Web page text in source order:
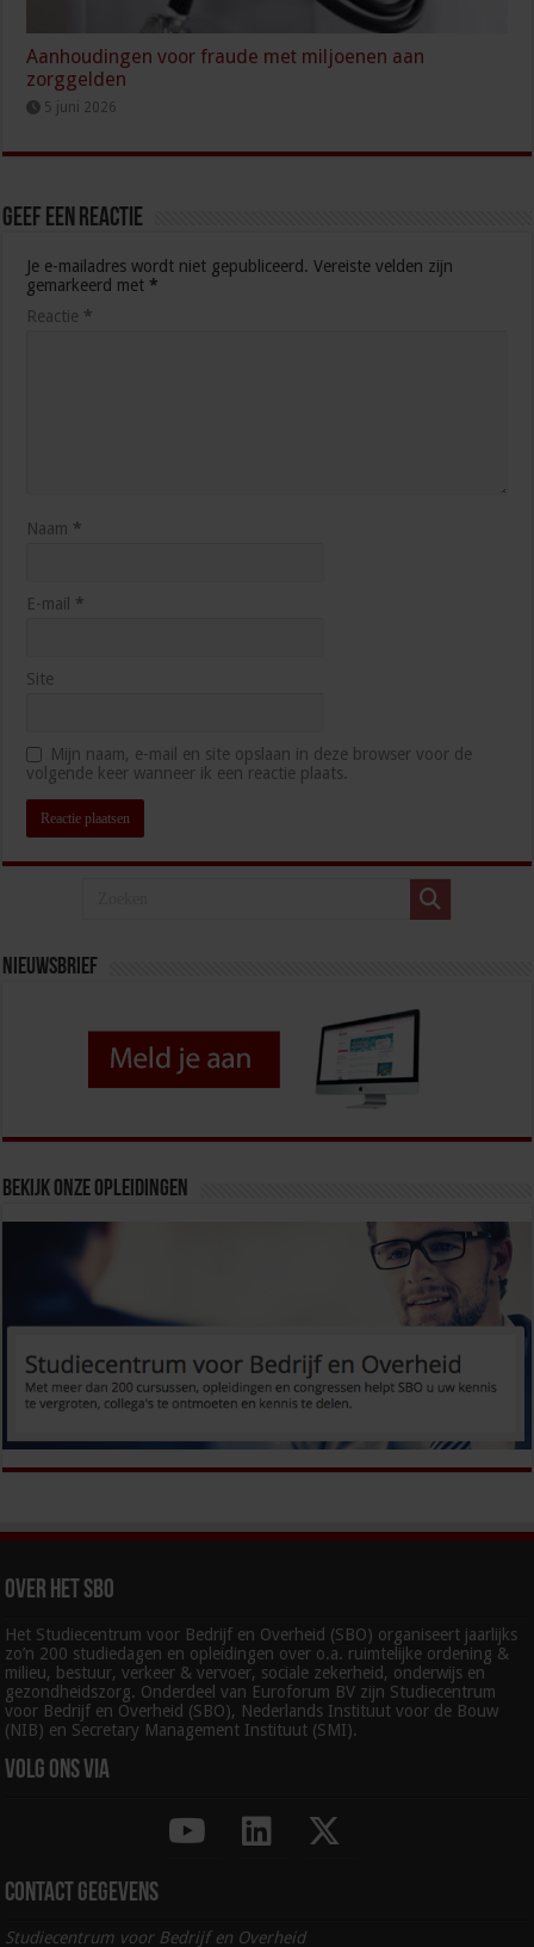
Aanhoudingen voor fraude met miljoenen aan
zorggelden
5 juni 2026
Geef een reactie
Je e-mailadres wordt niet gepubliceerd. Vereiste velden zijn
gemarkeerd met *
Reactie *
Naam *
E-mail *
Site
Mijn naam, e-mail en site opslaan in deze browser voor de
volgende keer wanneer ik een reactie plaats.
Nieuwsbrief
Bekijk onze opleidingen
Over het SBO
Het Studiecentrum voor Bedrijf en Overheid (SBO) organiseert jaarlijks
zo’n 200 studiedagen en opleidingen over o.a. ruimtelijke ordening &
milieu, bestuur, verkeer & vervoer, sociale zekerheid, onderwijs en
gezondheidszorg. Onderdeel van Euroforum BV zijn Studiecentrum
voor Bedrijf en Overheid (SBO), Nederlands Instituut voor de Bouw
(NIB) en Secretary Management Instituut (SMI).
Volg ons via
Contact gegevens
Studiecentrum voor Bedrijf en Overheid